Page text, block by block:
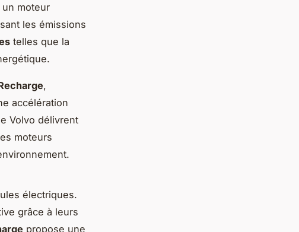
moteur
les émissions
telles que la
,
accélération
Volvo délivrent
moteurs
électriques.
grâce à leurs
propose une